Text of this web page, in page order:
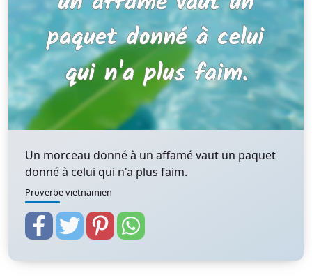
Un morceau donné à un affamé vaut un paquet
donné à celui qui n'a plus faim.
Proverbe vietnamien